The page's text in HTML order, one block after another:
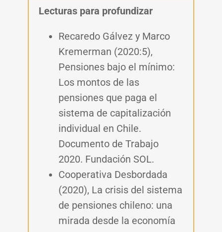
Lecturas para profundizar
Recaredo Gálvez y Marco
Kremerman (2020:5),
Pensiones bajo el mínimo:
Los montos de las
pensiones que paga el
sistema de capitalización
individual en Chile.
Documento de Trabajo
2020. Fundación SOL.
Cooperativa Desbordada
(2020), La crisis del sistema
de pensiones chileno: una
mirada desde la economía